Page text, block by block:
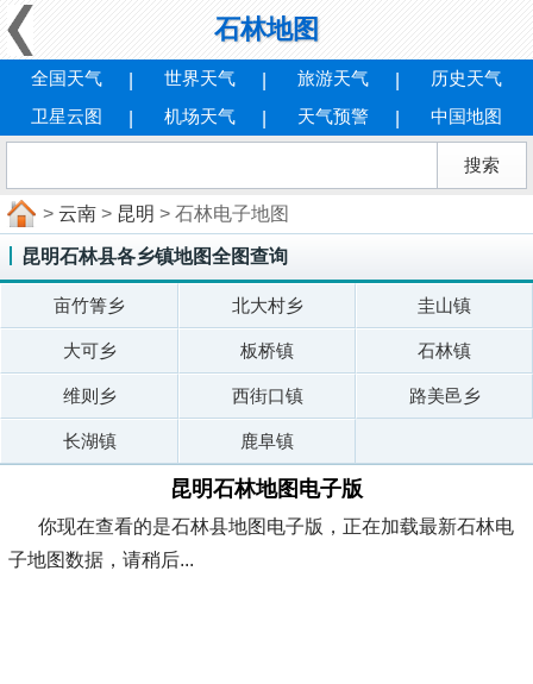
石林地图
全国天气 世界天气 旅游天气
历史天气
卫星云图
机场天气 天气预警 中国地图
> 云南 > 昆明 > 石林电子地图
昆明石林县各乡镇地图全图查询
亩竹箐乡 北大村乡 圭山镇
大可乡 板桥镇 石林镇
维则乡 西街口镇 路美邑乡
长湖镇 鹿阜镇
昆明石林地图电子版
你现在查看的是石林县地图电子版，正在加载最新石林电
子地图数据，请稍后...